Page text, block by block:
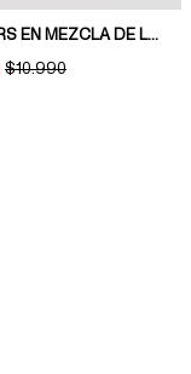
JOGGERS EN MEZCLA DE LINO
ORIGINAL PRICE:
$10.990